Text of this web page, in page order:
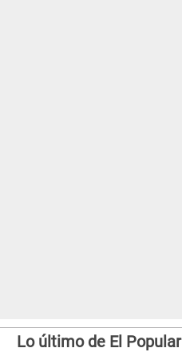
Lo último de El Popular